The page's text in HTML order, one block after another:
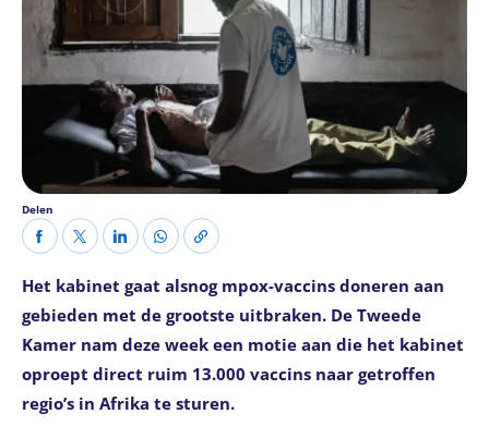
Delen
Het kabinet gaat alsnog mpox-vaccins doneren aan
gebieden met de grootste uitbraken. De Tweede
Kamer nam deze week een motie aan die het kabinet
oproept direct ruim 13.000 vaccins naar getroffen
regio’s in Afrika te sturen.